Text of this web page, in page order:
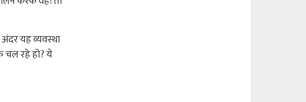
यह व्‍यवस्‍था
चल रहे हो? ये